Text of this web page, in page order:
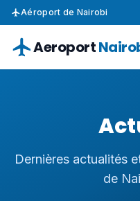
Aéroport de Nairobi
Aeroport
Dernières actualités
de